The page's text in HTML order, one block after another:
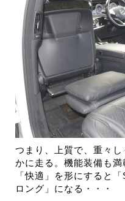
つまり、上質で、重々
かに走る。機能装備も満
「快適」を形にすると「
ロング」になる・・・